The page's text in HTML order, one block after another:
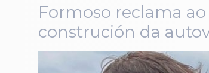
Formoso reclama
construción da